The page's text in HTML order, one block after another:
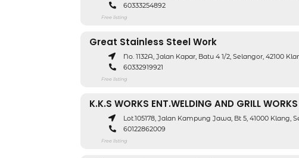
60333254892
Free listing
Great Stainless Steel Work
No. 1132A, Jalan Kapar, Batu 4 1/2, Selangor, 42100
60332919921
Free listing
K.K.S WORKS ENT.WELDING AND GRILL WORKS
Lot.105178, Jalan Kampung Jawa, Bt 5, 41000 Klang,
60122862009
Free listing